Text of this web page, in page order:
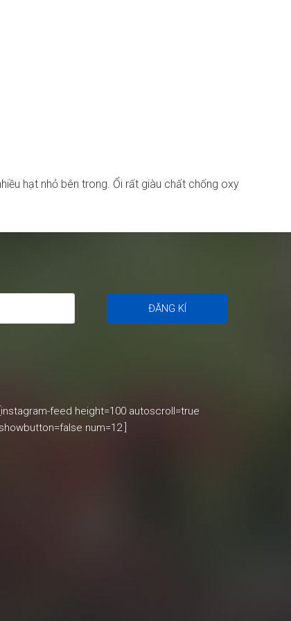
hạt nhỏ bên trong. Ổi rất giàu chất chống oxy
[instagram-feed height=100 autoscroll=true
showbutton=false num=12 ]